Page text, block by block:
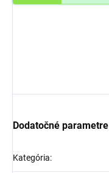
Dodatočné parametre
Kategória: